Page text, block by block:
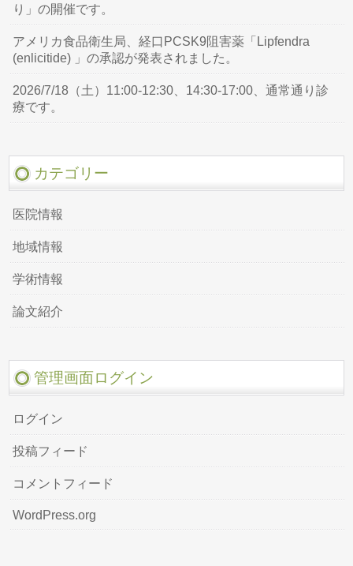
り」の開催です。
アメリカ食品衛生局、経口PCSK9阻害薬「Lipfendra
(enlicitide) 」の承認が発表されました。
2026/7/18（土）11:00-12:30、14:30-17:00、通常通り診
療です。
カテゴリー
医院情報
地域情報
学術情報
論文紹介
管理画面ログイン
ログイン
投稿フィード
コメントフィード
WordPress.org